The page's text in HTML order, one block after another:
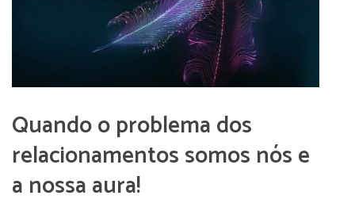
Quando o problema dos
relacionamentos somos nós e
a nossa aura!